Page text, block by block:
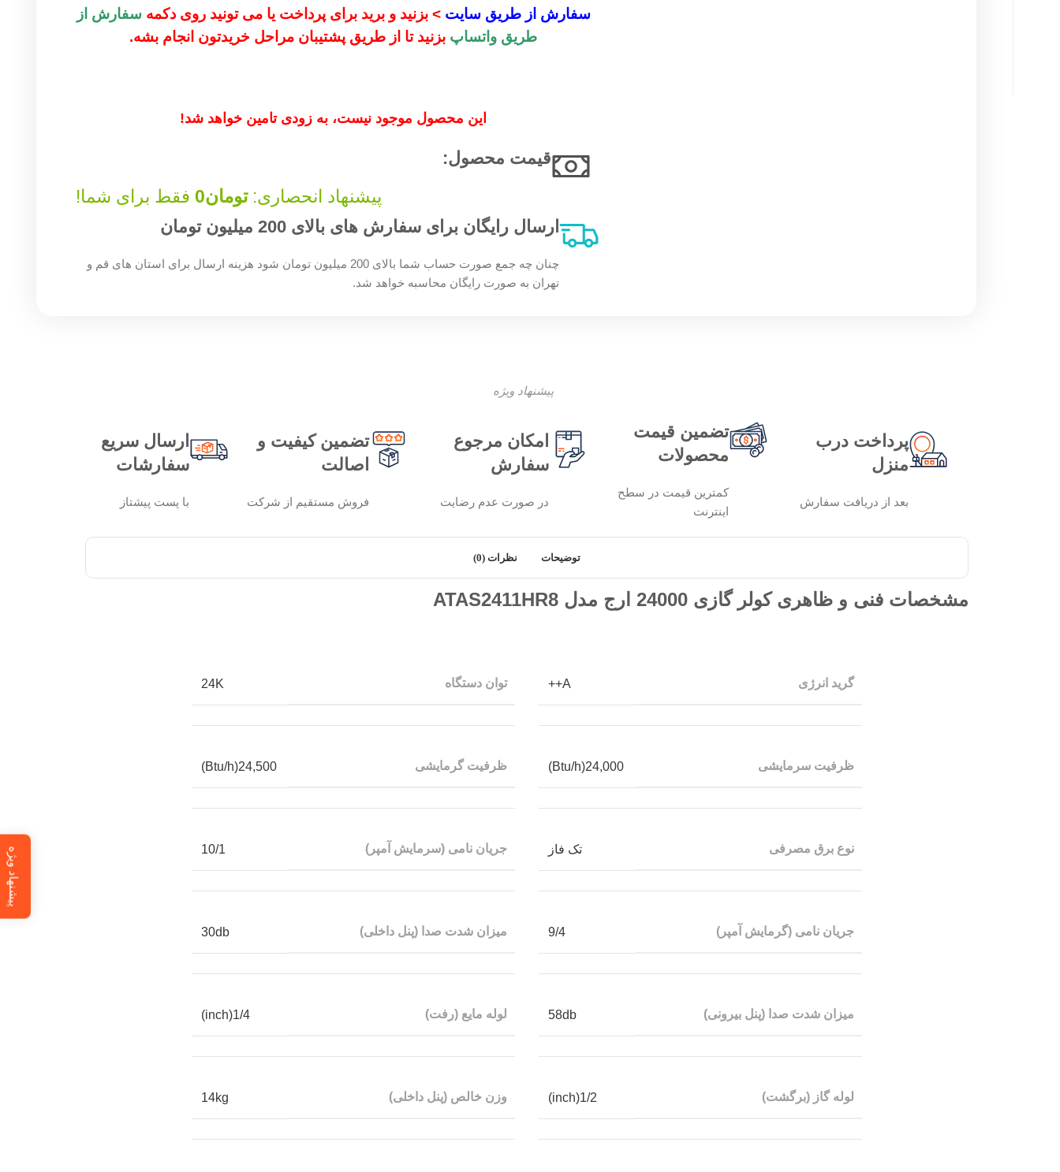
سفارش از طریق سایت> بزنید و برید برای پرداخت یا می تونید روی دکمه سفارش از
طریق واتساپ بزنید تا از طریق پشتیبان مراحل خریدتون انجام بشه.
این محصول موجود نیست، به زودی تامین خواهد شد!
قیمت محصول:​
پیشنهاد انحصاری:تومان0 فقط برای شما!
ارسال رایگان برای سفارش های بالای 200 میلیون تومان
چنان چه جمع صورت حساب شما بالای 200 میلیون تومان شود هزینه ارسال برای استان های قم و
تهران به صورت رایگان محاسبه خواهد شد.
پیشنهاد ویژه
پرداخت درب
منزل
بعد از دریافت سفارش
تضمین قیمت
محصولات
کمترین قیمت در سطح
اینترنت
امکان مرجوع
سفارش
در صورت عدم رضایت
تضمین کیفیت و
اصالت
فروش مستقیم از شرکت
ارسال سریع
سفارشات
با پست پیشتاز
توضیحات نظرات (0)
مشخصات فنی و ظاهری کولر گازی 24000 ارج مدل ATAS2411HR8
گرید انرژی A++ توان دستگاه 24K
ظرفیت سرمایشی 24,000(Btu/h) ظرفیت گرمایشی 24,500(Btu/h)
نوع برق مصرفی تک فاز جریان نامی (سرمایش آمپر) 10/1
جریان نامی (گرمایش آمپر) 9/4 میزان شدت صدا (پنل داخلی) 30db
میزان شدت صدا (پنل بیرونی) 58db لوله مایع (رفت) 1/4(inch)
لوله گاز (برگشت) 1/2(inch) وزن خالص (پنل داخلی) 14kg
پیشنهاد ویژه